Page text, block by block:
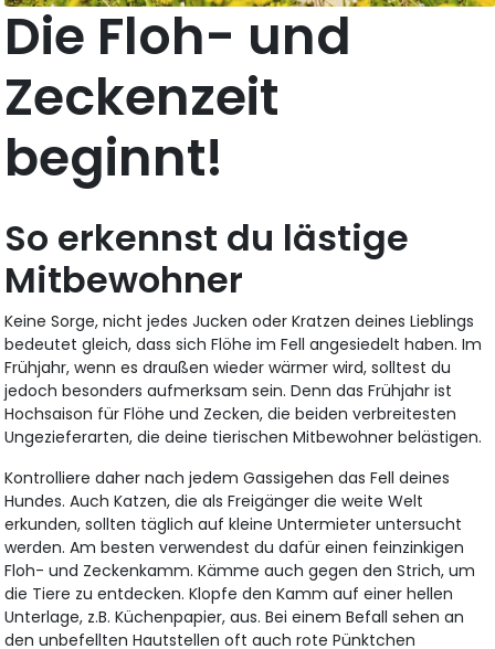
Die Floh- und
Zeckenzeit
beginnt!
So erkennst du lästige
Mitbewohner
Keine Sorge, nicht jedes Jucken oder Kratzen deines Lieblings
bedeutet gleich, dass sich Flöhe im Fell angesiedelt haben. Im
Frühjahr, wenn es draußen wieder wärmer wird, solltest du
jedoch besonders aufmerksam sein. Denn das Frühjahr ist
Hochsaison für Flöhe und Zecken, die beiden verbreitesten
Ungezieferarten, die deine tierischen Mitbewohner belästigen.
Kontrolliere daher nach jedem Gassigehen das Fell deines
Hundes. Auch Katzen, die als Freigänger die weite Welt
erkunden, sollten täglich auf kleine Untermieter untersucht
werden. Am besten verwendest du dafür einen feinzinkigen
Floh- und Zeckenkamm. Kämme auch gegen den Strich, um
die Tiere zu entdecken. Klopfe den Kamm auf einer hellen
Unterlage, z.B. Küchenpapier, aus. Bei einem Befall sehen an
den unbefellten Hautstellen oft auch rote Pünktchen